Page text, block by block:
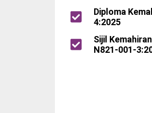
Diploma
4:2025
Sijil
N821-001-